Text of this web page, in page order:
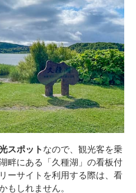
スポット なので、観光客を乗
畔にある「久種湖」の看板付
ーサイトを利用する際は、看
もしれません。